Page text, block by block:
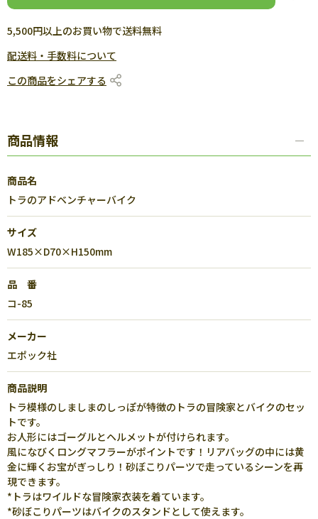
5,500円以上のお買い物で送料無料
配送料・手数料について
この商品をシェアする
商品情報
商品名
トラのアドベンチャーバイク
サイズ
W185×D70×H150mm
品 番
コ-85
メーカー
エポック社
商品説明
トラ模様のしましまのしっぽが特徴のトラの冒険家とバイクのセッ
トです。
お人形にはゴーグルとヘルメットが付けられます。
風になびくロングマフラーがポイントです！リアバッグの中には黄
金に輝くお宝がぎっしり！砂ぼこりパーツで走っているシーンを再
現できます。
*トラはワイルドな冒険家衣装を着ています。
*砂ぼこりパーツはバイクのスタンドとして使えます。